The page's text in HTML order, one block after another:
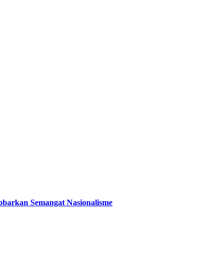
Semangat Nasionalisme